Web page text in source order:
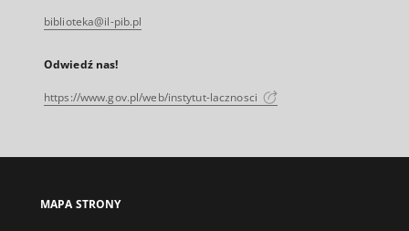
biblioteka@il-pib.pl
Odwiedź nas!
https://www.gov.pl/web/instytut-lacznosci
MAPA STRONY